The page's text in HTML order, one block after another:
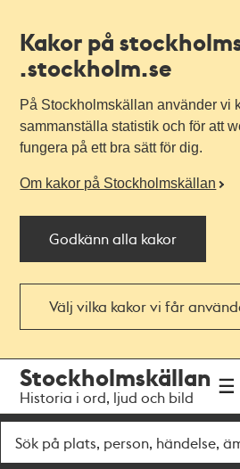
Kakor på
.stockholm.se
På Stockholmskällan använder vi
sammanställa statistik och för att
fungera på ett bra sätt för dig.
Om kakor på Stockholmskällan
Godkänn alla kakor
Välj vilka kakor vi får
navigationen
huvudinnehållet
Stockholmskällan
Historia i ord, ljud och bild